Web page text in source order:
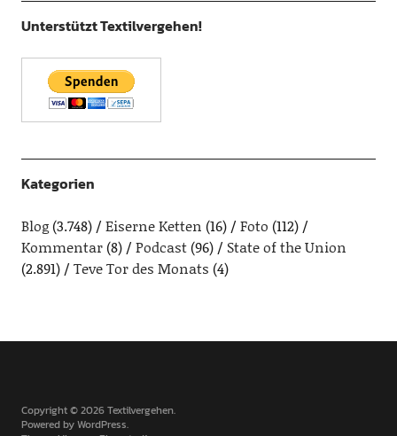
Unterstützt Textilvergehen!
Kategorien
Blog(3.748) Eiserne Ketten (16) Foto (112)
Kommentar(8) Podcast(96)
State of the Union
(2.891)
Teve Tor des Monats (4)
Copyright © 2026 Textilvergehen
Powered byWordPress